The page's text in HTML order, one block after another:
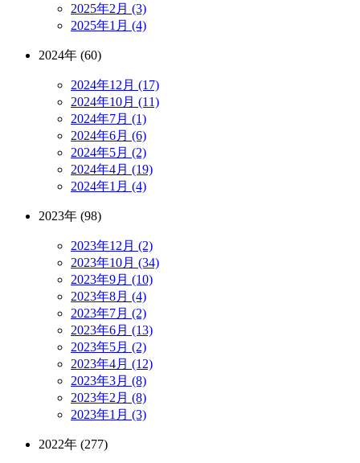
2025年2月 (3)
2025年1月 (4)
2024年 (60)
2024年12月 (17)
2024年10月 (11)
2024年7月 (1)
2024年6月 (6)
2024年5月 (2)
2024年4月 (19)
2024年1月 (4)
2023年 (98)
2023年12月 (2)
2023年10月 (34)
2023年9月 (10)
2023年8月 (4)
2023年7月 (2)
2023年6月 (13)
2023年5月 (2)
2023年4月 (12)
2023年3月 (8)
2023年2月 (8)
2023年1月 (3)
2022年 (277)